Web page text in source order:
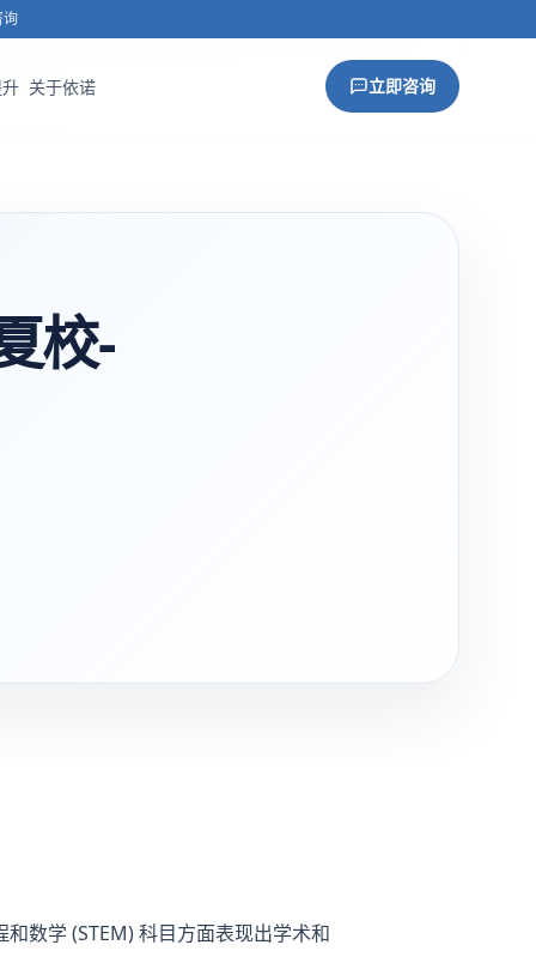
询
关于依诺 立即咨询
校-
数学 (STEM) 科目方面表现出学术和